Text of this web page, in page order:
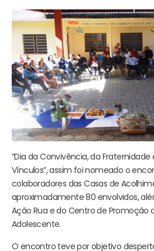
“Dia da Convivência, da
Vínculos”, assim foi nomeado o
colaboradores das Casas de
aproximadamente 80 envolvidos,
Ação Rua e do Centro de Promoção
Adolescente.
O encontro teve por objetivo